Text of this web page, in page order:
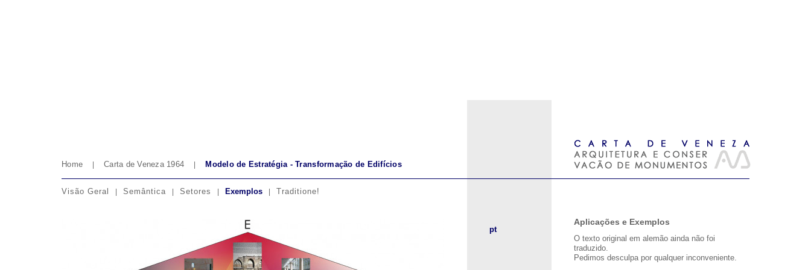
Home Carta de Veneza 1964 Modelo de Estratégia - Transformação de Edifícios
Visão Geral Semântica Setores Exemplos Traditione!
pt
Aplicações e Exemplos
O texto original em alemão ainda não foi
traduzido.
Pedimos desculpa por qualquer inconveniente.